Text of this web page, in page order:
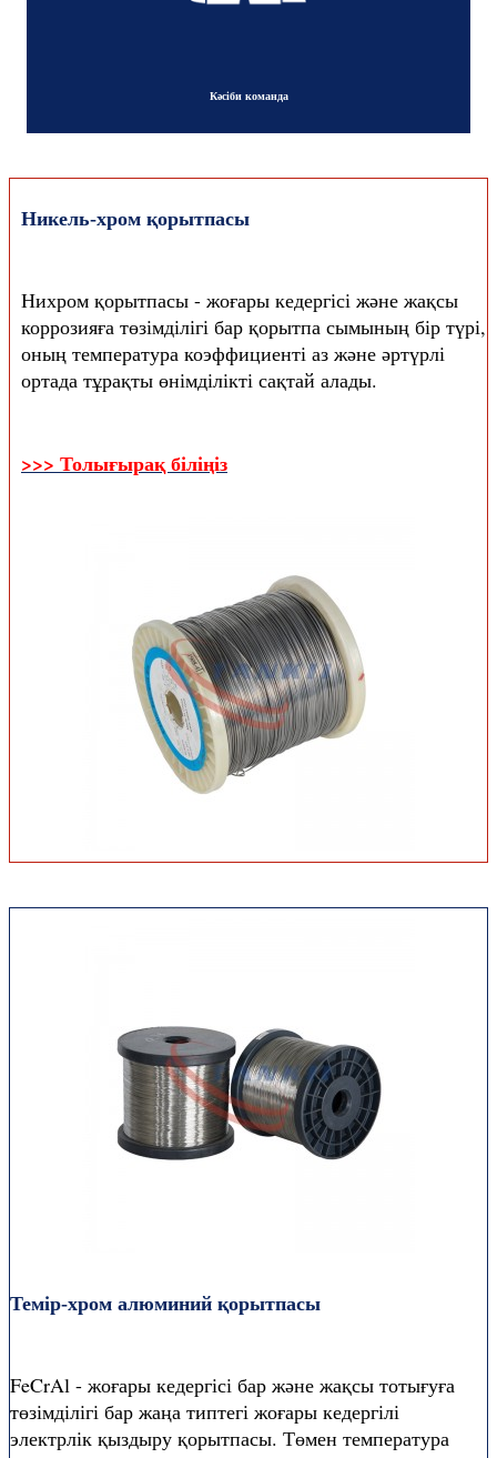
Кәсіби команда
Никель-хром қорытпасы
Нихром қорытпасы - жоғары кедергісі және жақсы
коррозияға төзімділігі бар қорытпа сымының бір түрі,
оның температура коэффициенті аз және әртүрлі
ортада тұрақты өнімділікті сақтай алады.
>>> Толығырақ біліңіз
Темір-хром алюминий қорытпасы
FeCrAl - жоғары кедергісі бар және жақсы тотығуға
төзімділігі бар жаңа типтегі жоғары кедергілі
электрлік қыздыру қорытпасы. Төмен температура